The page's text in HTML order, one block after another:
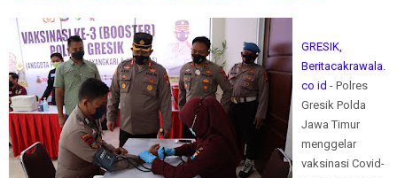
GRESIK,
Beritacakrawala.
co id - Polres
Gresik Polda
Jawa Timur
menggelar
vaksinasi Covid-